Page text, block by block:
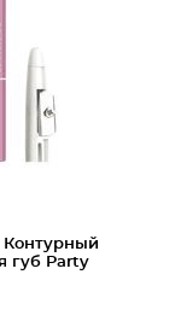
Контурный
губ Party